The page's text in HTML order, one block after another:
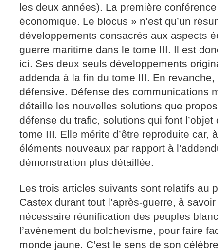
les deux années). La première
économique. Le blocus » n’est qu’un
développements consacrés aux aspects
guerre maritime dans le tome III. Il est
ici. Ses deux seuls développements
addenda à la fin du tome III. En
défensive. Défense des communications
détaille les nouvelles solutions que
défense du trafic, solutions qui font l’objet
tome III. Elle mérite d’être reproduite car,
éléments nouveaux par rapport à
démonstration plus détaillée.
Les trois articles suivants sont relatifs au
Castex durant tout l’après-guerre, à
nécessaire réunification des peuples
l’avènement du bolchevisme, pour faire
monde jaune. C’est le sens de son